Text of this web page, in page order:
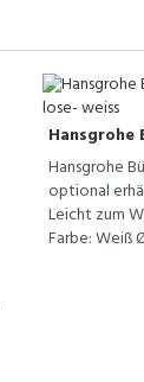
Hansgrohe
Hansgrohe
optional
Leicht zum
Farbe: Weiß